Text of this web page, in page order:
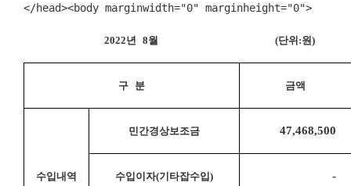
</head><body marginwidth="0" marginheight="0">
2022년 8월 (단위 :원)
구 분 금액
수입내역
민간경상보조금 47,468,500
수입이자(기타잡수입) -